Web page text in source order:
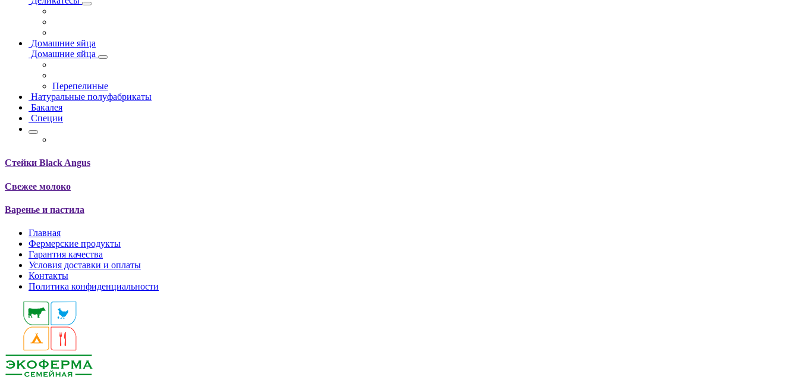
Домашние яйца
Домашние яйца
Перепелиные
Натуральные полуфабрикаты
Бакалея
Специи
Стейки Black Angus
Свежее молоко
Варенье и пастила
Главная
Фермерские продукты
Гарантия качества
Условия доставки и оплаты
Контакты
Политика конфиденциальности